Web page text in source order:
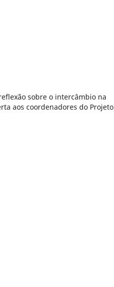
sobre o intercâmbio na
aos coordenadores do Projeto